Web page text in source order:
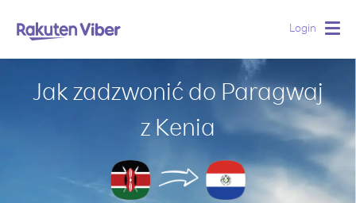
Login
Jak zadzwonić do Paragwaj
z Kenia